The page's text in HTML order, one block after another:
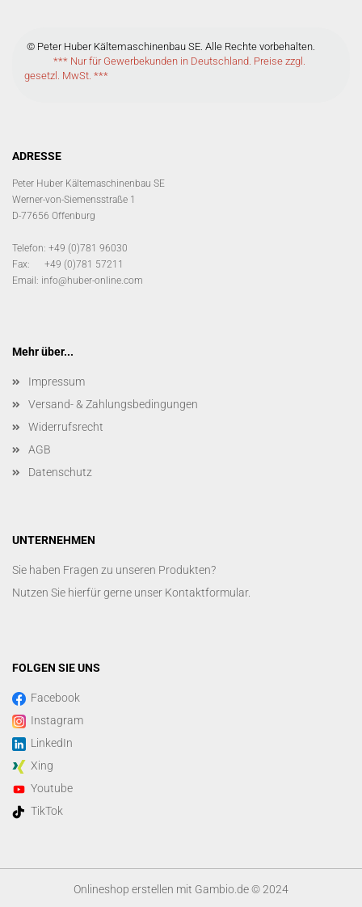
© Peter Huber Kältemaschinenbau SE. Alle Rechte vorbehalten.
*** Nur für Gewerbekunden in Deutschland. Preise zzgl.
gesetzl. MwSt. ***
ADRESSE
Peter Huber Kältemaschinenbau SE
Werner-von-Siemensstraße 1
D-77656 Offenburg
Telefon: +49 (0)781 96030
Fax: +49 (0)781 57211
Email: info@huber-online.com
Mehr über...
Impressum
Versand- & Zahlungsbedingungen
Widerrufsrecht
AGB
Datenschutz
UNTERNEHMEN
Sie haben Fragen zu unseren Produkten?
Nutzen Sie hierfür gerne unser Kontaktformular.
FOLGEN SIE UNS
Facebook
Instagram
LinkedIn
Xing
Youtube
TikTok
Onlineshop erstellen mit Gambio.de © 2024